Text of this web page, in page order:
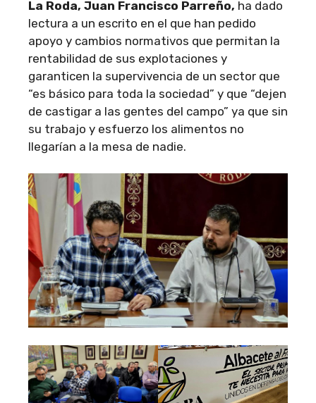
La Roda, Juan Francisco Parreño, ha dado
lectura a un escrito en el que han pedido
apoyo y cambios normativos que permitan la
rentabilidad de sus explotaciones y
garanticen la supervivencia de un sector que
“es básico para toda la sociedad” y que “dejen
de castigar a las gentes del campo” ya que sin
su trabajo y esfuerzo los alimentos no
llegarían a la mesa de nadie.